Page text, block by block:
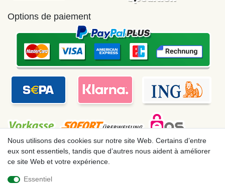
Options de paiement
Mentions légales Déclaration de confidentialité
Nous utilisons des cookies sur notre site Web. Certains d’entre
eux sont essentiels, tandis que d’autres nous aident à améliorer
ce site Web et votre expérience.
Essentiel